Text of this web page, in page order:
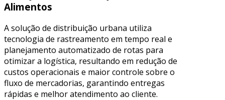
Alimentos
A solução de distribuição urbana utiliza
tecnologia de rastreamento em tempo real e
planejamento automatizado de rotas para
otimizar a logística, resultando em redução de
custos operacionais e maior controle sobre o
fluxo de mercadorias, garantindo entregas
rápidas e melhor atendimento ao cliente.